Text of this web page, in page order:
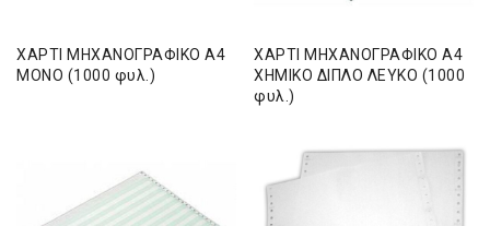
ΧΑΡΤΙ ΜΗΧΑΝΟΓΡΑΦΙΚΟ Α4
ΜΟΝΟ (1000 φυλ.)
ΧΑΡΤΙ ΜΗΧΑΝΟΓΡΑΦΙΚΟ Α4
ΧΗΜΙΚΟ ΔΙΠΛΟ ΛΕΥΚΟ (1000
φυλ.)